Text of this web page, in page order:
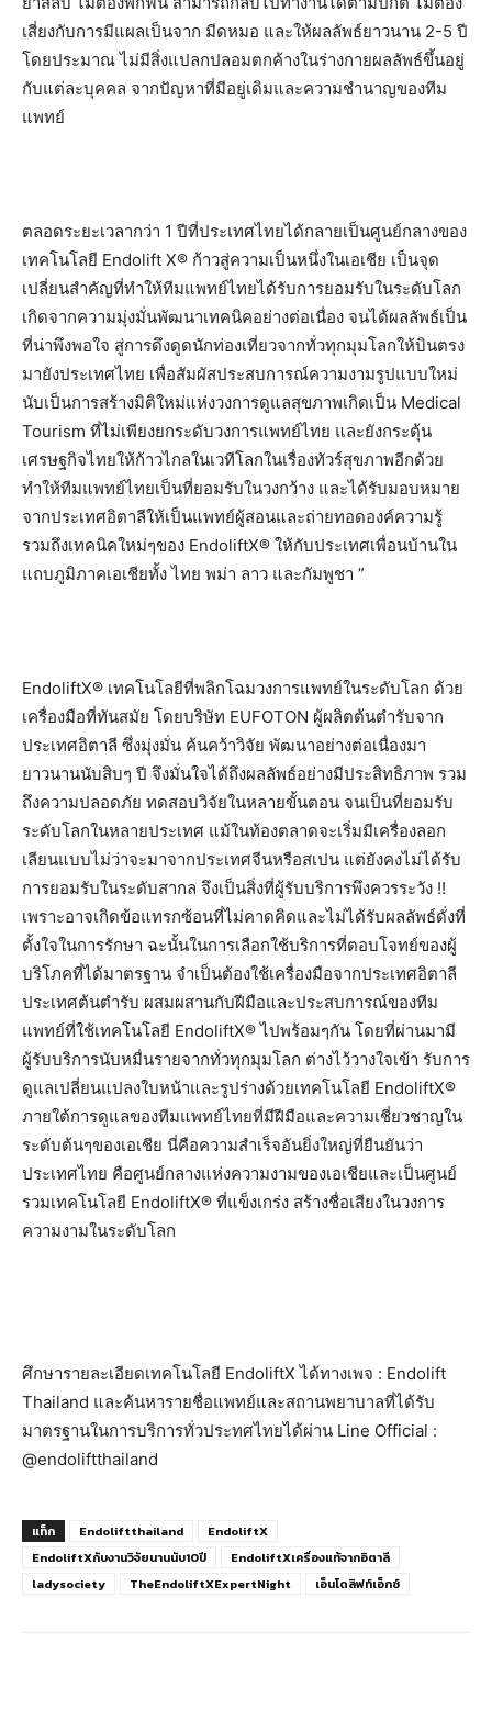
เสี่ยงกับการมีแผลเป็นจาก มีดหมอ และให้ผลลัพธ์ยาวนาน 2-5 ปี
โดยประมาณ ไม่มีสิ่งแปลกปลอมตกค้างในร่างกายผลลัพธ์ขึ้นอยู่
กับแต่ละบุคคล จากปัญหาที่มีอยู่เดิมและความชำนาญของทีม
แพทย์
ตลอดระยะเวลากว่า 1 ปีที่ประเทศไทยได้กลายเป็นศูนย์กลางของ
เทคโนโลยี Endolift X® ก้าวสู่ความเป็นหนึ่งในเอเชีย เป็นจุด
เปลี่ยนสำคัญที่ทำให้ทีมแพทย์ไทยได้รับการยอมรับในระดับโลก
เกิดจากความมุ่งมั่นพัฒนาเทคนิคอย่างต่อเนื่อง จนได้ผลลัพธ์เป็น
ที่น่าพึงพอใจ สู่การดึงดูดนักท่องเที่ยวจากทั่วทุกมุมโลกให้บินตรง
มายังประเทศไทย เพื่อสัมผัสประสบการณ์ความงามรูปแบบใหม่
นับเป็นการสร้างมิติใหม่แห่งวงการดูแลสุขภาพเกิดเป็น Medical
Tourism ที่ไม่เพียงยกระดับวงการแพทย์ไทย และยังกระตุ้น
เศรษฐกิจไทยให้ก้าวไกลในเวทีโลกในเรื่องทัวร์สุขภาพอีกด้วย
ทำให้ทีมแพทย์ไทยเป็นที่ยอมรับในวงกว้าง และได้รับมอบหมาย
จากประเทศอิตาลีให้เป็นแพทย์ผู้สอนและถ่ายทอดองค์ความรู้
รวมถึงเทคนิคใหม่ๆของ EndoliftX® ให้กับประเทศเพื่อนบ้านใน
แถบภูมิภาคเอเชียทั้ง ไทย พม่า ลาว และกัมพูชา ”
EndoliftX® เทคโนโลยีที่พลิกโฉมวงการแพทย์ในระดับโลก ด้วย
เครื่องมือที่ทันสมัย โดยบริษัท EUFOTON ผู้ผลิตต้นตำรับจาก
ประเทศอิตาลี ซึ่งมุ่งมั่น ค้นคว้าวิจัย พัฒนาอย่างต่อเนื่องมา
ยาวนานนับสิบๆ ปี จึงมั่นใจได้ถึงผลลัพธ์อย่างมีประสิทธิภาพ รวม
ถึงความปลอดภัย ทดสอบวิจัยในหลายขั้นตอน จนเป็นที่ยอมรับ
ระดับโลกในหลายประเทศ แม้ในท้องตลาดจะเริ่มมีเครื่องลอก
เลียนแบบไม่ว่าจะมาจากประเทศจีนหรือสเปน แต่ยังคงไม่ได้รับ
การยอมรับในระดับสากล จึงเป็นสิ่งที่ผู้รับบริการพึงควรระวัง !!
เพราะอาจเกิดข้อแทรกซ้อนที่ไม่คาดคิดและไม่ได้รับผลลัพธ์ดั่งที่
ตั้งใจในการรักษา ฉะนั้นในการเลือกใช้บริการที่ตอบโจทย์ของผู้
บริโภคที่ได้มาตรฐาน จำเป็นต้องใช้เครื่องมือจากประเทศอิตาลี
ประเทศต้นตำรับ ผสมผสานกับฝีมือและประสบการณ์ของทีม
แพทย์ที่ใช้เทคโนโลยี EndoliftX® ไปพร้อมๆกัน โดยที่ผ่านมามี
ผู้รับบริการนับหมื่นรายจากทั่วทุกมุมโลก ต่างไว้วางใจเข้า รับการ
ดูแลเปลี่ยนแปลงใบหน้าและรูปร่างด้วยเทคโนโลยี EndoliftX®
ภายใต้การดูแลของทีมแพทย์ไทยที่มีฝีมือและความเชี่ยวชาญใน
ระดับต้นๆของเอเชีย นี่คือความสำเร็จอันยิ่งใหญ่ที่ยืนยันว่า
ประเทศไทย คือศูนย์กลางแห่งความงามของเอเชียและเป็นศูนย์
รวมเทคโนโลยี EndoliftX® ที่แข็งเกร่ง สร้างชื่อเสียงในวงการ
ความงามในระดับโลก
ศึกษารายละเอียดเทคโนโลยี EndoliftX ได้ทางเพจ : Endolift
Thailand และค้นหารายชื่อแพทย์และสถานพยาบาลที่ได้รับ
มาตรฐานในการบริการทั่วประทศไทยได้ผ่าน Line Official :
@endoliftthailand
แท็ก Endoliftthailand
EndoliftX
EndoliftXกับงานวิจัยนานนับ10ปี
EndoliftXเครื่องแท้จากอิตาลี
ladysociety
TheEndoliftXExpertNight เอ็นโดลิฟท์เอ็กซ์